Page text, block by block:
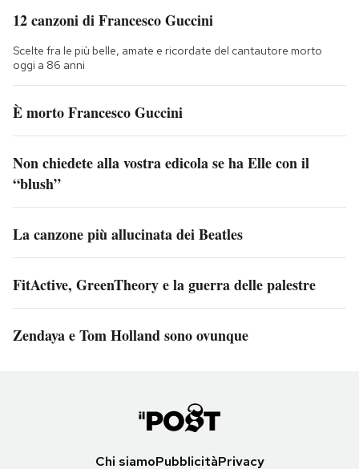
12 canzoni di Francesco Guccini
Scelte fra le più belle, amate e ricordate del cantautore morto
oggi a 86 anni
È morto Francesco Guccini
Non chiedete alla vostra edicola se ha Elle con il
“blush”
La canzone più allucinata dei Beatles
FitActive, GreenTheory e la guerra delle palestre
Zendaya e Tom Holland sono ovunque
Chi siamoPubblicitàPrivacy